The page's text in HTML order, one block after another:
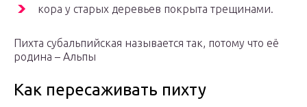
кора у старых деревьев покрыта трещинами.
Пихта субальпийская называется так, потому что её
родина – Альпы
Как пересаживать пихту